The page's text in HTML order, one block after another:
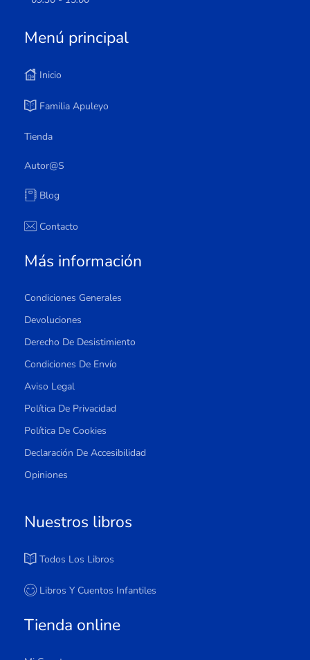
Menú principal
Inicio
Familia Apuleyo
Tienda
Autor@s
Blog
Contacto
Más información
Condiciones Generales
Devoluciones
Derecho De Desistimiento
Condiciones De Envío
Aviso Legal
Política De Privacidad
Política De Cookies
Declaración De Accesibilidad
Opiniones
Nuestros libros
Todos Los Libros
Libros Y Cuentos Infantiles
Tienda online